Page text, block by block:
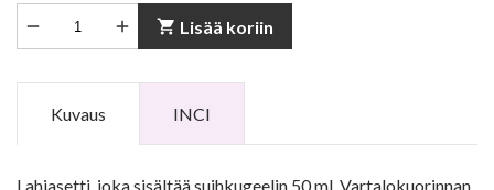
  shopping_cart Lisää koriin
Kuvaus INCI
Lahjasetti, joka sisältää suihkugeelin 50 ml, Vartalokuorinnan